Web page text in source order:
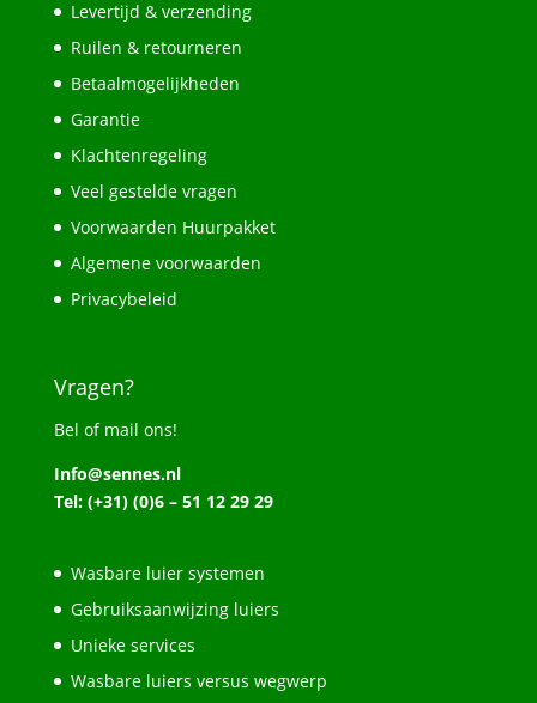
Levertijd & verzending
Ruilen & retourneren
Betaalmogelijkheden
Garantie
Klachtenregeling
Veel gestelde vragen
Voorwaarden Huurpakket
Algemene voorwaarden
Privacybeleid
Vragen?
Bel of mail ons!
Info@sennes.nl
Tel: (+31) (0)6 – 51 12 29 29
Wasbare luier systemen
Gebruiksaanwijzing luiers
Unieke services
Wasbare luiers versus wegwerp